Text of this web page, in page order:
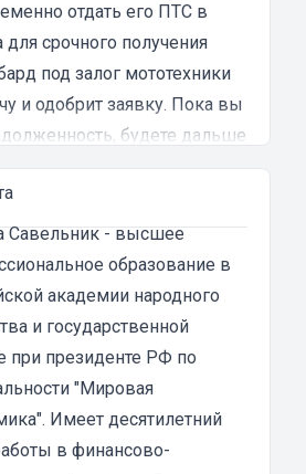
отдать его ПТС в
для срочного получения
под залог мототехники
и одобрит заявку. Пока вы
будете дальше
средством, но
или обменять.
под залог ПТС
онлайн-заявки
от 21 года. При
не учитывается
получателя ссуды,
и размер его доходов.
ПТС не попросит о
Савельник- высшее
образование в
академии народного
и государственной
при президенте РФ по
"Мировая
Имеет десятилетний
в финансово-